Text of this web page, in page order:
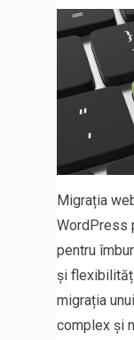
Migrația
WordPress
pentru
și
migrația
complex și